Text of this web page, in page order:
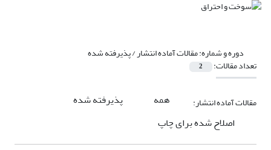
دوره و شماره:مقالات آماده انتشار / پذیرفته شده
تعداد مقالات: 2
مقالات آماده انتشار: همه
پذیرفته شده
اصلاح شده برای چاپ